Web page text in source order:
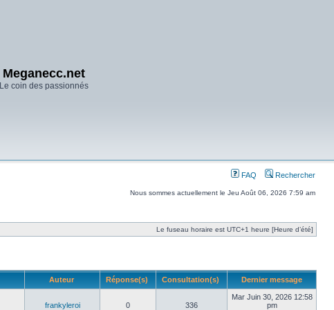
Meganecc.net
Le coin des passionnés
FAQ Rechercher
Nous sommes actuellement le Jeu Août 06, 2026 7:59 am
Le fuseau horaire est UTC+1 heure [Heure d’été]
Auteur Réponse(s) Consultation(s) Dernier message
frankyleroi 0 336
Mar Juin 30, 2026 12:58
pm